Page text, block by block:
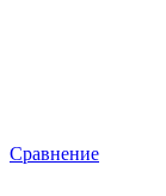
Сравнение